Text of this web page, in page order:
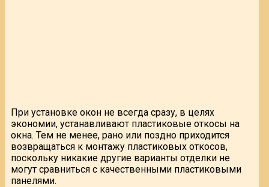
При установке окон не всегда сразу, в целях
экономии, устанавливают пластиковые откосы на
окна. Тем не менее, рано или поздно приходится
возвращаться к монтажу пластиковых откосов,
поскольку никакие другие варианты отделки не
могут сравниться с качественными пластиковыми
панелями.